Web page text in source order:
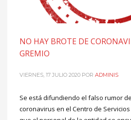
NO HAY BROTE DE
GREMIO
VIERNES, 17 JULIO 2020 POR ADMINIS
Se está difundiendo el falso rumor
coronavirus en el Centro de Servicios